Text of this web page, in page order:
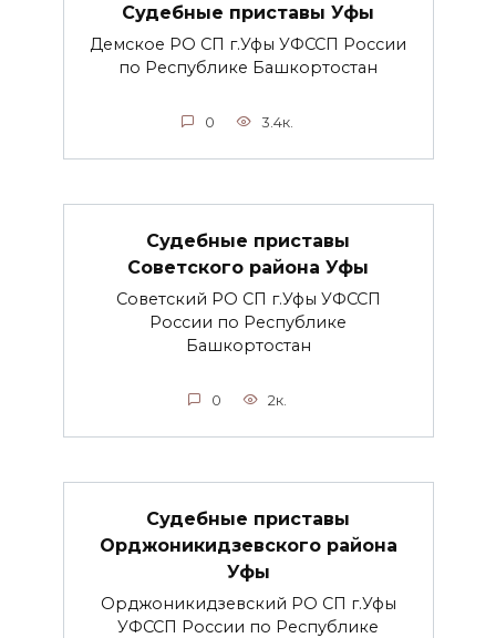
Судебные приставы Уфы
Демское РО СП г.Уфы УФССП России
по Республике Башкортостан
0 3.4к.
Судебные приставы
Советского района Уфы
Советский РО СП г.Уфы УФССП
России по Республике
Башкортостан
0 2к.
Судебные приставы
Орджоникидзевского района
Уфы
Орджоникидзевский РО СП г.Уфы
УФССП России по Республике